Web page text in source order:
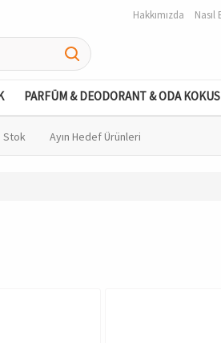
Hakkımızda Nasıl
PARFÜM & DEODORANT & ODA
Stok Ayın Hedef Ürünleri